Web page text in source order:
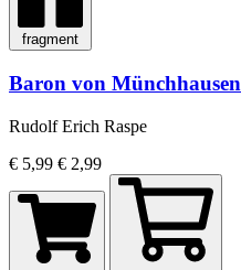
fragment
Baron von Münchhausen
Rudolf Erich Raspe
€ 5,99 € 2,99